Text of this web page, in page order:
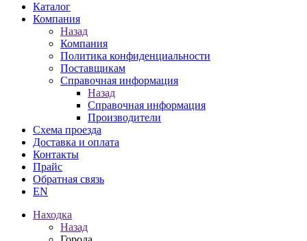
Каталог
Компания
Назад
Компания
Политика конфиденциальности
Поставщикам
Справочная информация
Назад
Справочная информация
Производители
Схема проезда
Доставка и оплата
Контакты
Прайс
Обратная связь
EN
Находка
Назад